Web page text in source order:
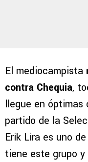
El mediocampista
contra Chequia,
llegue en óptimas
partido de la
Erik Lira es uno
tiene este grupo